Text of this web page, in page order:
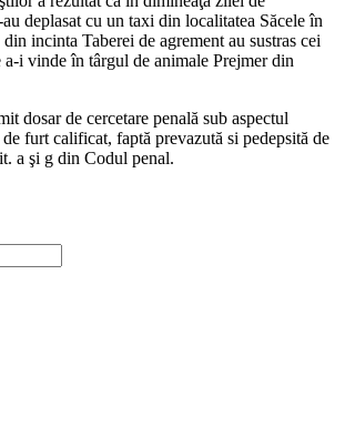
deplasat cu un taxi din localitatea Săcele în
incinta Taberei de agrement au sustras cei
i vinde în târgul de animale Prejmer din
dosar de cercetare penală sub aspectul
furt calificat, faptă prevazută si pedepsită de
a şi g din Codul penal.